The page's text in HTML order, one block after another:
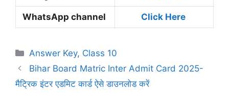
WhatsApp channel Click Here
Categories
Answer Key, Class 10
Bihar Board Matric Inter Admit Card 2025-
मैट्रिक इंटर एडमिट कार्ड ऐसे डाउनलोड करें